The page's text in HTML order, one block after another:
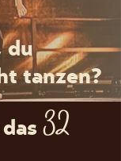
du
tanzen?
32